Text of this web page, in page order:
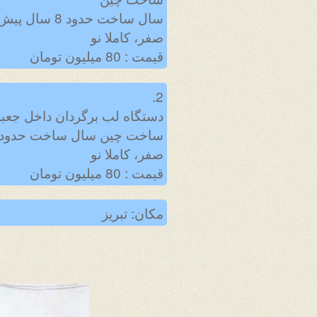
سال ساخت حدود 8 سال پیش
صفر، کاملا نو
قیمت : 80 میلیون تومان
2.
دستگاه لب برگردان داخل
ساخت چین سال ساخت حدود 8 سال
صفر، کاملا نو
قیمت : 80 میلیون تومان
مکان: تبریز